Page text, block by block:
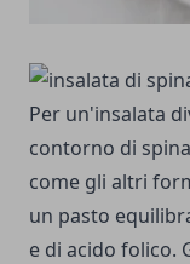
Per un'insalata
contorno di
come gli altri
un pasto
e di acido folico.